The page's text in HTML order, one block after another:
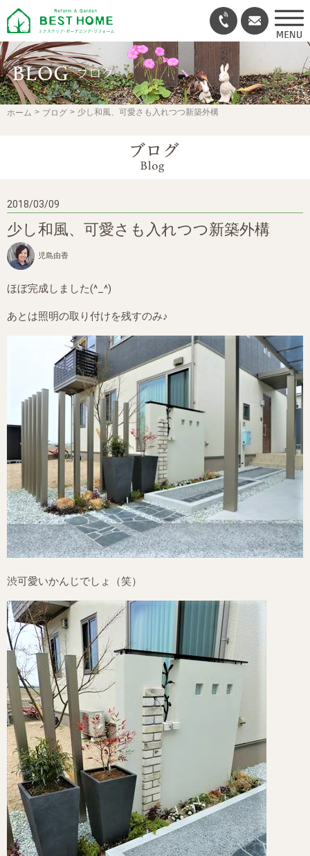
ホーム ブログ 少し和風、可愛さも入れつつ新築外構
2018/03/09
少し和風、可愛さも入れつつ新築外構
児島由香
ほぼ完成しました(^_^)
あとは照明の取り付けを残すのみ♪
渋可愛いかんじでしょ（笑）